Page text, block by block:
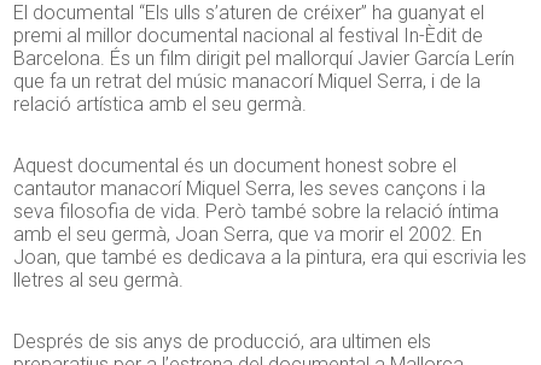
El documental “Els ulls s’aturen de créixer” ha guanyat el
premi al millor documental nacional al festival In-Èdit de
Barcelona. És un film dirigit pel mallorquí Javier García Lerín
que fa un retrat del músic manacorí Miquel Serra, i de la
relació artística amb el seu germà.
Aquest documental és un document honest sobre el
cantautor manacorí Miquel Serra, les seves cançons i la
seva filosofia de vida. Però també sobre la relació íntima
amb el seu germà, Joan Serra, que va morir el 2002. En
Joan, que també es dedicava a la pintura, era qui escrivia les
lletres al seu germà.
Després de sis anys de producció, ara ultimen els